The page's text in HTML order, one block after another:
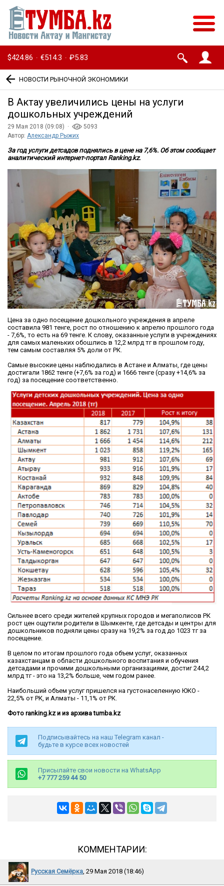
$424.86 · €514.3 · ₽5.83
НОВОСТИ РЫНОЧНОЙ ЭКОНОМИКИ
В Актау увеличились цены на услуги
дошкольных учреждений
29 Мая 2018 (09:08) ·
5093
Автор: Александр Рыжих
За год услуги детсадов поднялись в цене на 7,6%. Об этом сообщает
аналитический интернет-портал Ranking.kz.
Цена за одно посещение дошкольного учреждения в апреле
составила 981 тенге, рост по отношению к апрелю прошлого года
- 7,6%, то есть на 69 тенге. К слову, оказанные услуги в учреждениях
для самых маленьких обошлись в 12,2 млрд тг в прошлом году,
тем самым составляя 5% доли от РК.
Самые высокие цены наблюдались в Астане и Алматы, где цены
достигали 1862 тенге (+7,6% за год) и 1666 тенге (сразу +14,6% за
год) за посещение соответственно.
Сильнее всего среди жителей крупных городов и мегаполисов РК
рост цен ощутили родители в Шымкенте, где детсады и центры для
дошкольников подняли цены сразу на 19,2% за год до 1023 тг за
посещение.
В целом по итогам прошлого года объем услуг, оказанных
казахстанцам в области дошкольного воспитания и обучения
детсадами и прочими дошкольными организациями, достиг 244,2
млрд тг - это на 13,2% больше, чем годом ранее.
Наибольший объем услуг пришелся на густонаселенную ЮКО -
22,5% от РК, и Алматы - 11,1% от РК.
Фото ranking.kz и из архива tumba.kz
Подписывайтесь на наш Telegram канал -
будьте в курсе всех новостей
Присылайте свои новости на WhatsApp
+7 777 259 44 50
КОММЕНТАРИИ:
Русская Семёрка, 29 Мая 2018 (18:46)